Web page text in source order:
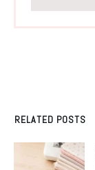
RELATED POSTS